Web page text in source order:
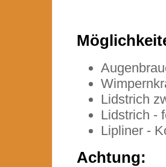
Lidstrich
Lidstrich -
Lipliner -
Achtung: